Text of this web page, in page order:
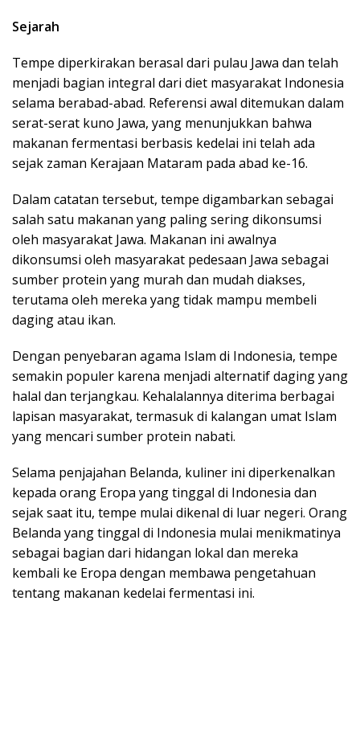
Sejarah
Tempe diperkirakan berasal dari pulau Jawa dan telah
menjadi bagian integral dari diet masyarakat Indonesia
selama berabad-abad. Referensi awal ditemukan dalam
serat-serat kuno Jawa, yang menunjukkan bahwa
makanan fermentasi berbasis kedelai ini telah ada
sejak zaman Kerajaan Mataram pada abad ke-16.
Dalam catatan tersebut, tempe digambarkan sebagai
salah satu makanan yang paling sering dikonsumsi
oleh masyarakat Jawa. Makanan ini awalnya
dikonsumsi oleh masyarakat pedesaan Jawa sebagai
sumber protein yang murah dan mudah diakses,
terutama oleh mereka yang tidak mampu membeli
daging atau ikan.
Dengan penyebaran agama Islam di Indonesia, tempe
semakin populer karena menjadi alternatif daging yang
halal dan terjangkau. Kehalalannya diterima berbagai
lapisan masyarakat, termasuk di kalangan umat Islam
yang mencari sumber protein nabati.
Selama penjajahan Belanda, kuliner ini diperkenalkan
kepada orang Eropa yang tinggal di Indonesia dan
sejak saat itu, tempe mulai dikenal di luar negeri. Orang
Belanda yang tinggal di Indonesia mulai menikmatinya
sebagai bagian dari hidangan lokal dan mereka
kembali ke Eropa dengan membawa pengetahuan
tentang makanan kedelai fermentasi ini.